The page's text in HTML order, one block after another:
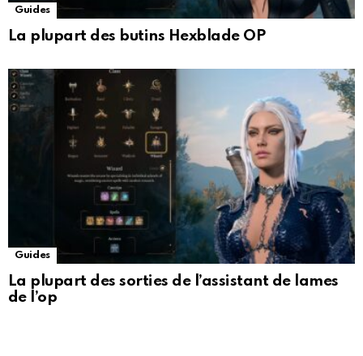
Guides
La plupart des butins Hexblade OP
Guides
La plupart des sorties de l’assistant de lames
de l’op